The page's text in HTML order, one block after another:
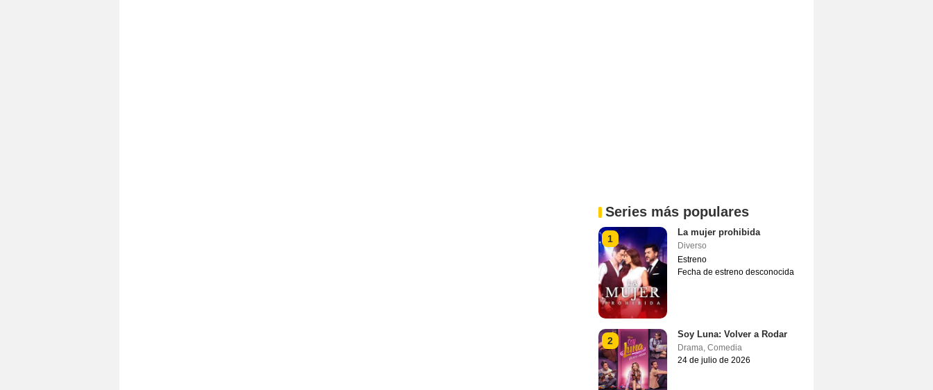
Series más populares
1
La mujer prohibida
Diverso
Estreno
Fecha de estreno desconocida
2
Soy Luna: Volver a Rodar
Drama, Comedia
24 de julio de 2026